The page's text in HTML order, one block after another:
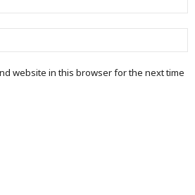
website in this browser for the next time